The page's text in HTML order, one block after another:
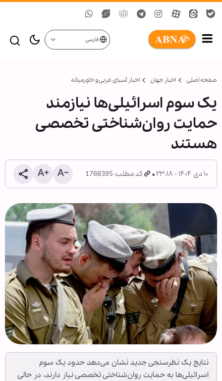
فارسی
صفحه اصلی اخبار جهان اخبار آسیای غربی و خاورمیانه
یک سوم اسرائیلی‌ها نیازمند
حمایت روان‌شناختی تخصصی
هستند
۱۰ دی ۱۴۰۴ - ۲۳:۱۸ کد مطلب: 1768395
نتایج یک نظرسنجی جدید نشان می‌دهد حدود یک سوم
اسرائیلی‌ها به حمایت روان‌شناختی تخصصی نیاز دارند، در حالی